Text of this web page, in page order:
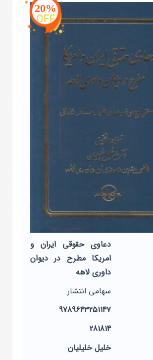
20%
OFF
دعاوی حقوقی ایران و
امریکا مطرح در دیوان
داوری لاهه
سهامی انتشار
9789643251147
281814
خلیل خلیلیان